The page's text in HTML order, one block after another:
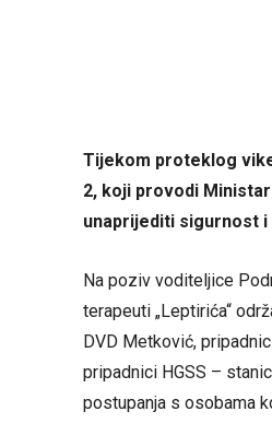
Tijekom proteklog
2, koji provodi
unaprijediti sigurnost
Na poziv voditeljice
terapeuti „Leptirića“
DVD Metković,
pripadnici HGSS –
postupanja s osobama